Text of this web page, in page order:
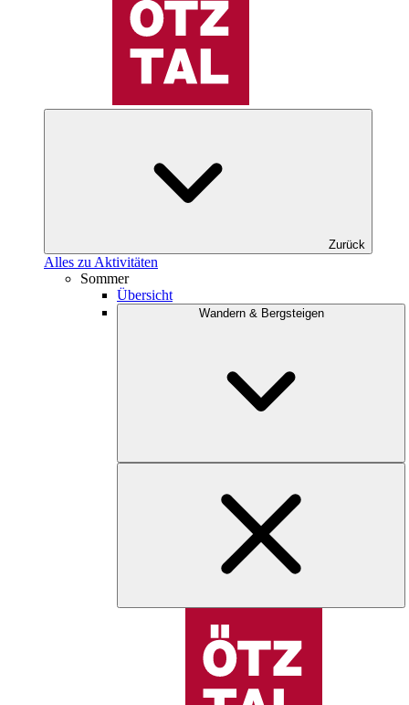
Zurück
Alles zu Aktivitäten
Sommer
Übersicht
Wandern & Bergsteigen